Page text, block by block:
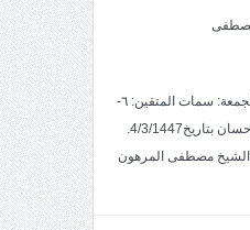
خطبة الجمعة: سمات المتقين: ٦-
عمل الإحسان بتاريخ4/3/1447.
مصطفى المرهون